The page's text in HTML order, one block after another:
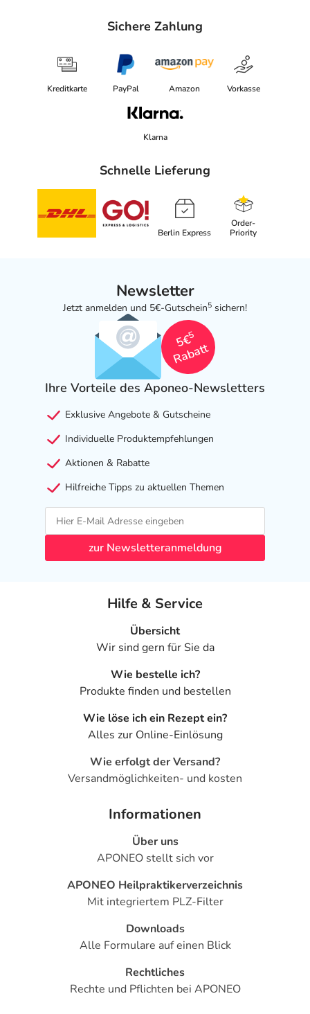
Sichere Zahlung
Kreditkarte PayPal Amazon Vorkasse
Klarna
Schnelle Lieferung
Berlin Express
Order-
Priority
Newsletter
Jetzt anmelden und 5€-Gutschein5 sichern!
5€
5
Rabatt
Ihre Vorteile des Aponeo-Newsletters
Exklusive Angebote & Gutscheine
Individuelle Produktempfehlungen
Aktionen & Rabatte
Hilfreiche Tipps zu aktuellen Themen
zur Newsletteranmeldung
Hilfe & Service
Übersicht
Wir sind gern für Sie da
Wie bestelle ich?
Produkte finden und bestellen
Wie löse ich ein Rezept ein?
Alles zur Online-Einlösung
Wie erfolgt der Versand?
Versandmöglichkeiten- und kosten
Informationen
Über uns
APONEO stellt sich vor
APONEO Heilpraktikerverzeichnis
Mit integriertem PLZ-Filter
Downloads
Alle Formulare auf einen Blick
Rechtliches
Rechte und Pflichten bei APONEO